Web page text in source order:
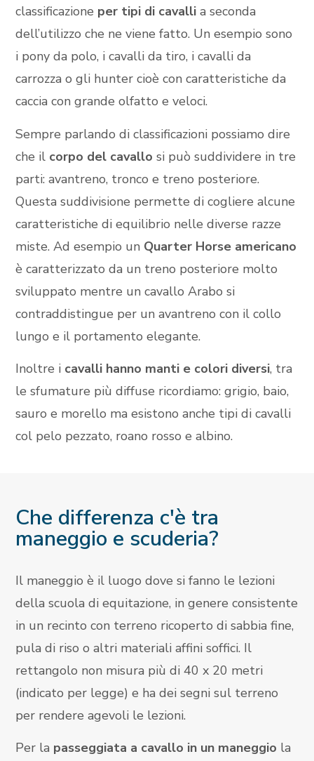
classificazione per tipi di cavalli a seconda
dell’utilizzo che ne viene fatto. Un esempio sono
i pony da polo, i cavalli da tiro, i cavalli da
carrozza o gli hunter cioè con caratteristiche da
caccia con grande olfatto e veloci.
Sempre parlando di classificazioni possiamo dire
che il corpo del cavallo si può suddividere in tre
parti: avantreno, tronco e treno posteriore.
Questa suddivisione permette di cogliere alcune
caratteristiche di equilibrio nelle diverse razze
miste. Ad esempio un Quarter Horse americano
è caratterizzato da un treno posteriore molto
sviluppato mentre un cavallo Arabo si
contraddistingue per un avantreno con il collo
lungo e il portamento elegante.
Inoltre i cavalli hanno manti e colori diversi, tra
le sfumature più diffuse ricordiamo: grigio, baio,
sauro e morello ma esistono anche tipi di cavalli
col pelo pezzato, roano rosso e albino.
Che differenza c'è tra
maneggio e scuderia?
Il maneggio è il luogo dove si fanno le lezioni
della scuola di equitazione, in genere consistente
in un recinto con terreno ricoperto di sabbia fine,
pula di riso o altri materiali affini soffici. Il
rettangolo non misura più di 40 x 20 metri
(indicato per legge) e ha dei segni sul terreno
per rendere agevoli le lezioni.
Per la passeggiata a cavallo in un maneggio la